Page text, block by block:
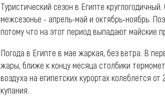
Туристический сезон в Египте
межсезонье - апрель-май и октябрь-ноябрь.
потому что на этот период выпадают майские
Погода в Египте в мае жаркая, без ветра. В
жары, ближе к концу месяца столбики
воздуха на египетских курортах колеблется
купания.